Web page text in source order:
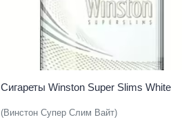
Сигареты Winston Super Slims White
(Винстон Супер Слим Вайт)